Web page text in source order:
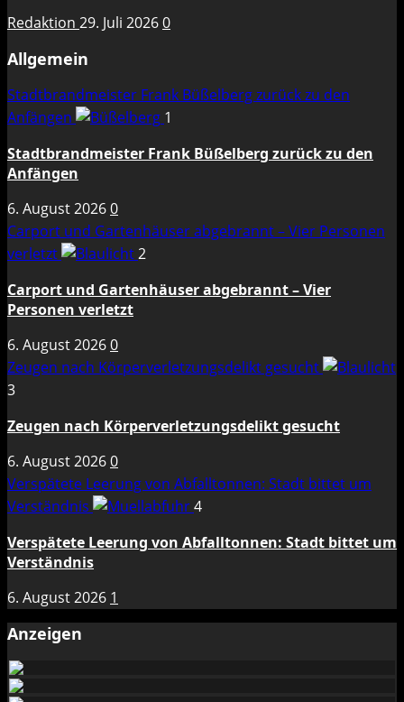
Redaktion 29. Juli 20260
Allgemein
Stadtbrandmeister Frank Büßelberg zurück zu den
Anfängen
1
Stadtbrandmeister Frank Büßelberg zurück zu den
Anfängen
6. August 20260
Carport und Gartenhäuser abgebrannt – Vier Personen
verletzt
2
Carport und Gartenhäuser abgebrannt – Vier
Personen verletzt
6. August 20260
Zeugen nach Körperverletzungsdelikt gesucht
3
Zeugen nach Körperverletzungsdelikt gesucht
6. August 20260
Verspätete Leerung von Abfalltonnen: Stadt bittet um
Verständnis
4
Verspätete Leerung von Abfalltonnen: Stadt bittet um
Verständnis
6. August 2026 1
Anzeigen